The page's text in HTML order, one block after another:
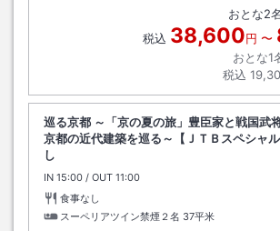
おとな2名
税込 38,600円 〜
おとな1
税込
巡る京都 ～「京の夏の旅」豊臣家と戦国武
京都の近代建築を巡る～【ＪＴＢスペシャ
し
IN チェックイン
15:00 / OUT チェックアウト
11:00
食事なし
スーペリアツイン禁煙２名 37平米